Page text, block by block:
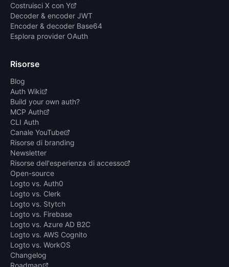
Costruisci X con Y
Decoder & encoder JWT
Encoder & decoder Base64
Esplora provider OAuth
Risorse
Blog
Auth Wiki
Build your own auth?
MCP Auth
CLI Auth
Canale YouTube
Risorse di branding
Newsletter
Risorse dell'esperienza di accesso
Open-source
Logto vs. Auth0
Logto vs. Clerk
Logto vs. Stytch
Logto vs. Firebase
Logto vs. Azure AD B2C
Logto vs. AWS Cognito
Logto vs. WorkOS
Changelog
Roadmap